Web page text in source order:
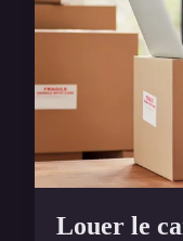
Louer le